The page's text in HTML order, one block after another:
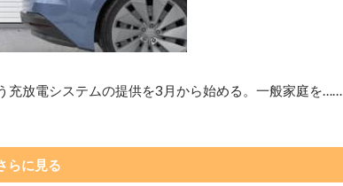
充放電システムの提供を3月から始める。一般家庭を……
らに見る